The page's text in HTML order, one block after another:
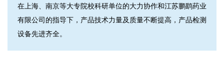
在上海、南京等大专院校科研单位的大力协作和江苏鹏鹞药业
有限公司的指导下，产品技术力量及质量不断提高，产品检测
设备先进齐全。